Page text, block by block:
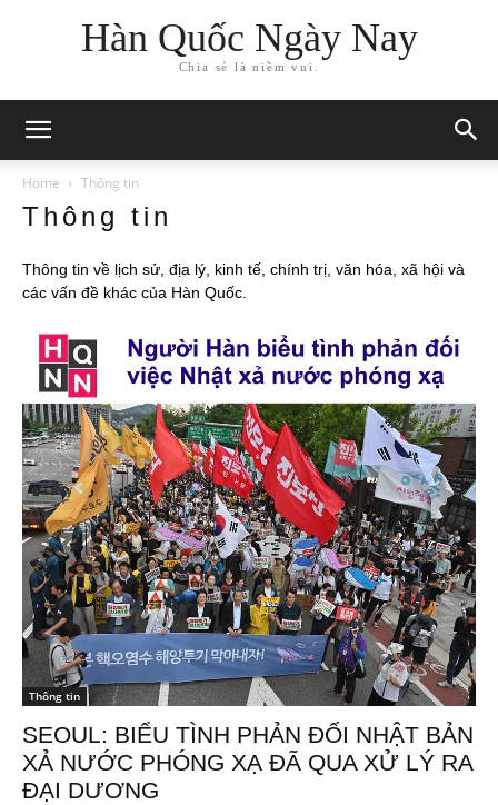
Hàn Quốc Ngày Nay
Chia sẻ là niềm vui.
Home Thông tin
Thông tin
Thông tin về lịch sử, địa lý, kinh tế, chính trị, văn hóa, xã hội và
các vấn đề khác của Hàn Quốc.
Thông tin
SEOUL: BIỂU TÌNH PHẢN ĐỐI NHẬT BẢN
XẢ NƯỚC PHÓNG XẠ ĐÃ QUA XỬ LÝ RA
ĐẠI DƯƠNG